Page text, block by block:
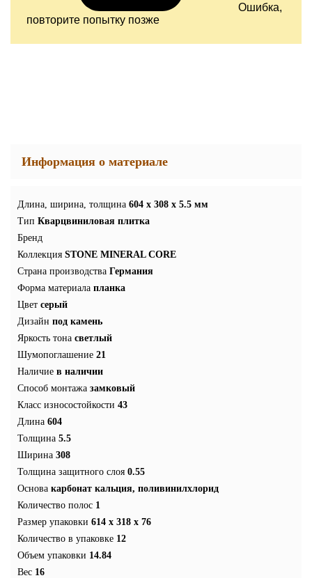
Ошибка,
повторите попытку позже
Информация о материале
Длина, ширина, толщина 604 x 308 x 5.5 мм
Тип Кварцвиниловая плитка
Бренд
Коллекция STONE MINERAL CORE
Страна производства Германия
Форма материала планка
Цвет серый
Дизайн под камень
Яркость тона светлый
Шумопоглашение 21
Наличие в наличии
Способ монтажа замковый
Класс износостойкости 43
Длина 604
Толщина 5.5
Ширина 308
Толщина защитного слоя 0.55
Основа карбонат кальция, поливинилхлорид
Количество полос 1
Размер упаковки 614 x 318 x 76
Количество в упаковке 12
Объем упаковки 14.84
Вес 16